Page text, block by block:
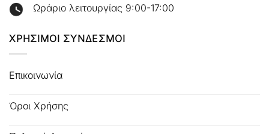
Ωράριο λειτουργίας 9:00-17:00
ΧΡΗΣΙΜΟΙ ΣΥΝΔΕΣΜΟΙ
Επικοινωνία
Όροι Χρήσης